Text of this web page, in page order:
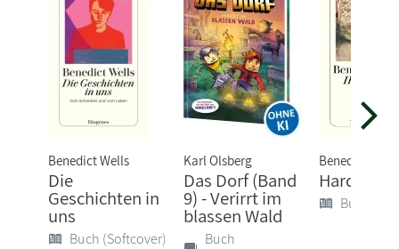
Benedict Wells
Die
Geschichten in
uns
Buch (Softcover)
Karl Olsberg
Das Dorf (Band
9) - Verirrt im
blassen Wald
Buch
Benedict Wells
Hard Land
Buch